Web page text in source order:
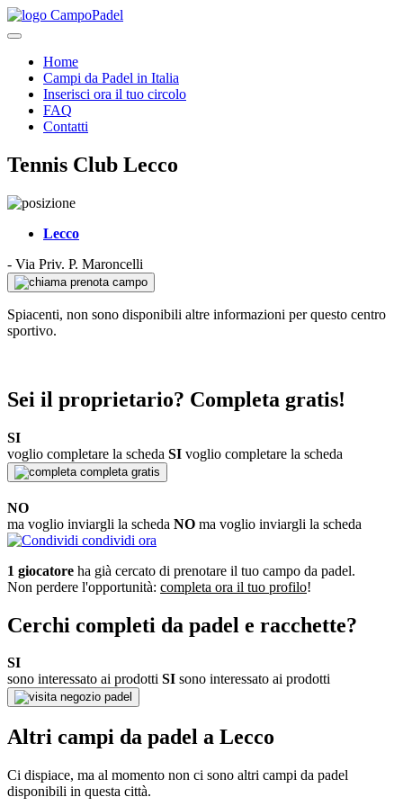
Home
Campi da Padel in Italia
Inserisci ora il tuo circolo
FAQ
Contatti
Tennis Club Lecco
Lecco
- Via Priv. P. Maroncelli
prenota campo
Spiacenti, non sono disponibili altre informazioni per questo centro
sportivo.
Sei il proprietario? Completa gratis!
SI
voglio completare la scheda SI voglio completare la scheda
completa gratis
NO
ma voglio inviargli la scheda NO ma voglio inviargli la scheda
condividi ora
1 giocatore ha già cercato di prenotare il tuo campo da padel.
Non perdere l'opportunità: completa ora il tuo profilo!
Cerchi completi da padel e racchette?
SI
sono interessato ai prodotti SI sono interessato ai prodotti
negozio padel
Altri campi da padel a Lecco
Ci dispiace, ma al momento non ci sono altri campi da padel
disponibili in questa città.